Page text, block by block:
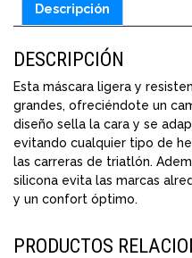
Descripción
DESCRIPCIÓN
Esta máscara ligera y
grandes, ofreciéndote un
diseño sella la cara y se
evitando cualquier tipo de
las carreras de triatlón.
silicona evita las marcas
y un confort óptimo.
PRODUCTOS